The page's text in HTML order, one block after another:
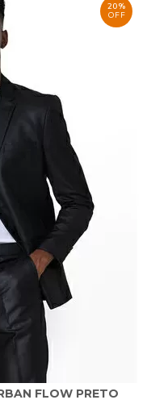
20%
OFF
FLOW PRETO